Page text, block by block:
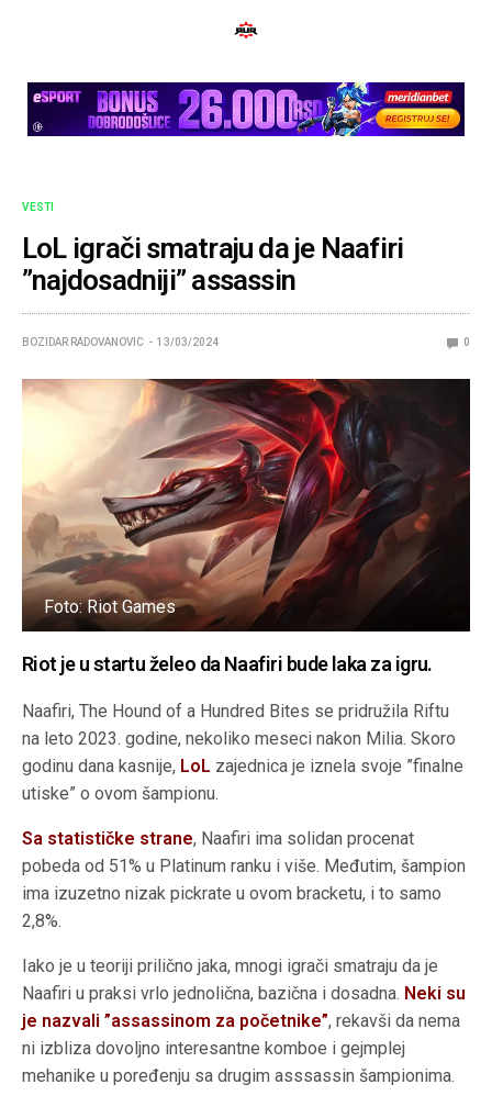
VESTI
LoL igrači smatraju da je Naafiri
”najdosadniji” assassin
BOZIDAR RADOVANOVIC 13/03/2024 0
Foto: Riot Games
Riot je u startu želeo da Naafiri bude laka za igru.
Naafiri, The Hound of a Hundred Bites se pridružila Riftu
na leto 2023. godine, nekoliko meseci nakon Milia. Skoro
godinu dana kasnije, LoL zajednica je iznela svoje ”finalne
utiske” o ovom šampionu.
Sa statističke strane, Naafiri ima solidan procenat
pobeda od 51% u Platinum ranku i više. Međutim, šampion
ima izuzetno nizak pickrate u ovom bracketu, i to samo
2,8%.
Iako je u teoriji prilično jaka, mnogi igrači smatraju da je
Naafiri u praksi vrlo jednolična, bazična i dosadna. Neki su
je nazvali ”assassinom za početnike”, rekavši da nema
ni izbliza dovoljno interesantne komboe i gejmplej
mehanike u poređenju sa drugim asssassin šampionima.